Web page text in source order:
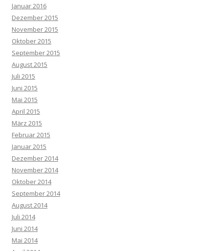
Januar 2016
Dezember 2015
November 2015
Oktober 2015
September 2015
August 2015
Juli 2015
Juni 2015
Mai 2015
April 2015
März 2015
Februar 2015
Januar 2015
Dezember 2014
November 2014
Oktober 2014
September 2014
August 2014
Juli 2014
Juni 2014
Mai 2014